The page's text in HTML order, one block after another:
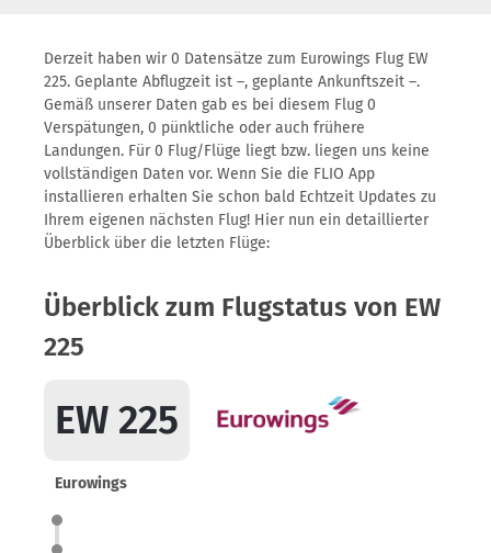
Derzeit haben wir 0 Datensätze zum Eurowings Flug EW
225. Geplante Abflugzeit ist –, geplante Ankunftszeit –.
Gemäß unserer Daten gab es bei diesem Flug 0
Verspätungen, 0 pünktliche oder auch frühere
Landungen. Für 0 Flug/Flüge liegt bzw. liegen uns keine
vollständigen Daten vor. Wenn Sie die FLIO App
installieren erhalten Sie schon bald Echtzeit Updates zu
Ihrem eigenen nächsten Flug! Hier nun ein detaillierter
Überblick über die letzten Flüge:
Überblick zum Flugstatus von EW
225
EW 225
Eurowings